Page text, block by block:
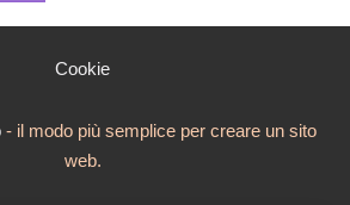
Cookie
- il modo più semplice per creare un sito
web.